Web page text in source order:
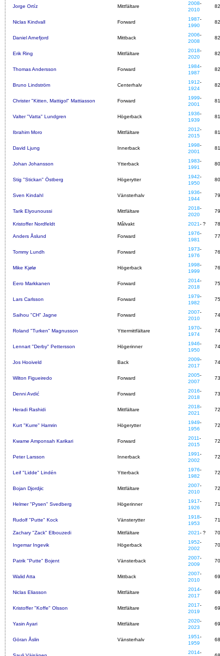
Jorge Ortíz Mittfältare
2008-
2010
82
Niclas Kindvall Forward
1987-
1990
82
Daniel Arnefjord Mittback
2006-
2008
82
Erik Ring Mittfältare
2018-
2020
82
Thomas Andersson Forward
1984-
1987
82
Bruno Lindström Centerhalv
1912-
1924
82
Christer "Kitten, Mattigol" Mattiasson Forward
1999-
2001
81
Valter "Vatta" Lundgren Högerback
1936-
1939
81
Ibrahim Moro Mittfältare
2012-
2015
81
David Ljung Innerback
1998-
2001
81
Johan Johansson Ytterback
1983-
1991
80
Stig "Stickan" Östberg Högerytter
1942-
1950
80
Sven Kindahl Vänsterhalv
1936-
1944
79
Tarik Elyounoussi Mittfältare
2018-
2020
79
Kristoffer Nordfeldt Målvakt 2021- ? 78
Anders Åslund Forward
1976-
1981
77
Tommy Lundh Forward
1973-
1976
76
Mike Kjølø Högerback
1998-
1999
76
Eero Markkanen Forward
2014-
2018
75
Lars Carlsson Forward
1979-
1982
75
Saihou "CH" Jagne Forward
2007-
2010
74
Roland "Turken" Magnusson Yttermittfältare
1970-
1974
74
Lennart "Derby" Pettersson Högerinner
1946-
1950
74
Jos Hooiveld Back
2009-
2017
74
Wilton Figueiredo Forward
2005-
2007
73
Denni Avdić Forward
2016-
2018
73
Heradi Rashidi Mittfältare
2018-
2021
72
Kurt "Kurre" Hamrin Högerytter
1949-
1956
72
Kwame Amponsah Karikari Forward
2011-
2015
72
Peter Larsson Innerback
1991-
2002
72
Leif "Lidde" Lindén Ytterback
1976-
1982
72
Bojan Djordjic Mittfältare
2007-
2010
72
Helmer "Pysen" Svedberg Högerinner
1917-
1926
71
Rudolf "Putte" Kock Vänsterytter
1918-
1953
71
Zachary "Zack" Elbouzedi Mittfältare 2021- ? 70
Ingemar Ingevik Högerback
1952-
2002
70
Patrik "Putte" Bojent Vänsterback
2007-
2009
70
Walid Atta Mittback
2007-
2010
69
Niclas Eliasson Mittfältare
2014-
2017
69
Kristoffer "Koffe" Olsson Mittfältare
2017-
2019
69
Yasin Ayari Mittfältare
2020-
2023
69
Göran Åslin Vänsterhalv
1951-
1959
68
2014-